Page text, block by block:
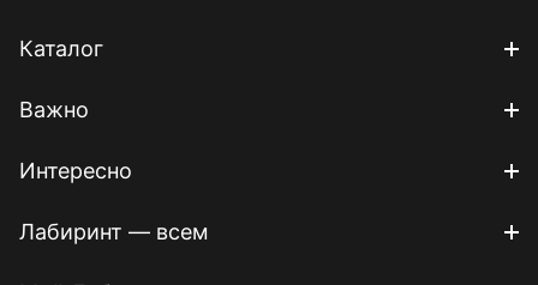
Каталог
Важно
Интересно
Лабиринт — всем